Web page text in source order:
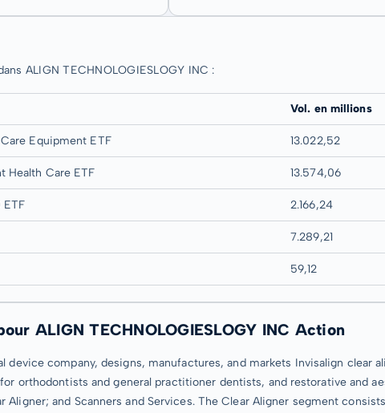
ALIGN TECHNOLOGIESLOGY INC :
Vol. en millions
Equipment ETF 13.022,52
Health Care ETF 13.574,06
ETF 2.166,24
7.289,21
59,12
ALIGN TECHNOLOGIESLOGY INC Action
device company, designs, manufactures, and markets Invisalign clear
orthodontists and general practitioner dentists, and restorative and
Aligner; and Scanners and Services. The Clear Aligner segment